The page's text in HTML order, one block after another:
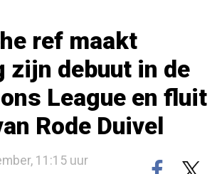
ref maakt
zijn debuut in de
League en fluit
Rode Duivel
11:15 uur